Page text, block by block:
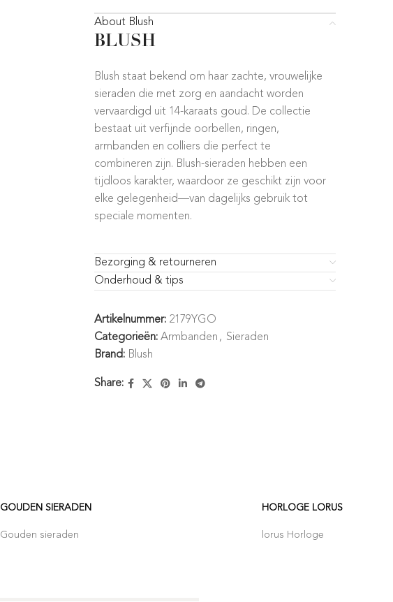
About Blush
BLUSH
Blush staat bekend om haar zachte, vrouwelijke
sieraden die met zorg en aandacht worden
vervaardigd uit 14-karaats goud. De collectie
bestaat uit verfijnde oorbellen, ringen,
armbanden en colliers die perfect te
combineren zijn. Blush-sieraden hebben een
tijdloos karakter, waardoor ze geschikt zijn voor
elke gelegenheid—van dagelijks gebruik tot
speciale momenten.
Bezorging & retourneren
Onderhoud & tips
Artikelnummer: 2179YGO
Categorieën: Armbanden , Sieraden
Brand: Blush
Share:
GOUDEN SIERADEN
Gouden sieraden
HORLOGE LORUS
lorus Horloge